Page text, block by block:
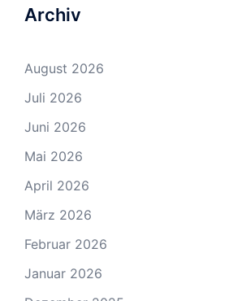
Archiv
August 2026
Juli 2026
Juni 2026
Mai 2026
April 2026
März 2026
Februar 2026
Januar 2026